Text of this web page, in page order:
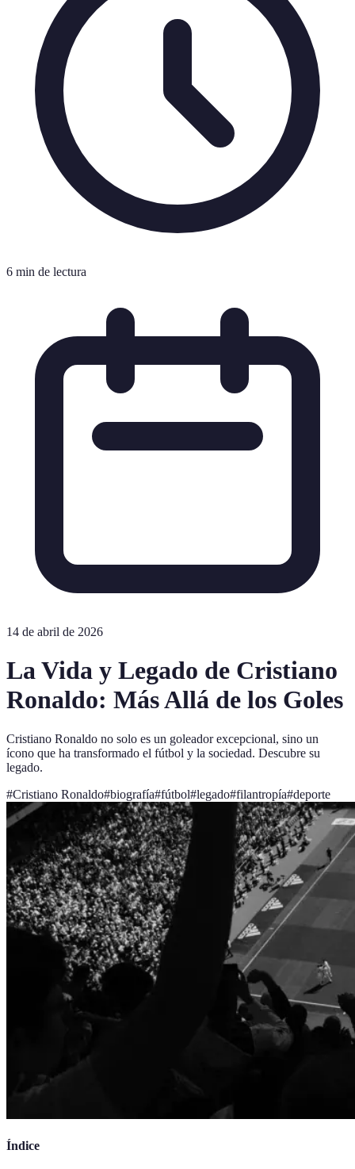
6 min de lectura
14 de abril de 2026
La Vida y Legado de Cristiano
Ronaldo: Más Allá de los Goles
Cristiano Ronaldo no solo es un goleador excepcional, sino un
ícono que ha transformado el fútbol y la sociedad. Descubre su
legado.
#Cristiano Ronaldo#biografía#fútbol#legado#filantropía#deporte
Índice